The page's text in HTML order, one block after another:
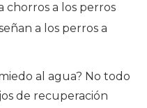
chorros a los perros
a los perros a
al agua? No todo
de recuperación